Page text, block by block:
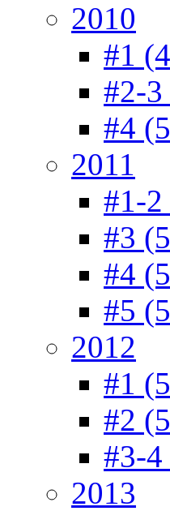
2010
#1
#2-
#4
2011
#1-
#3
#4
#5
2012
#1
#2
#3-
2013